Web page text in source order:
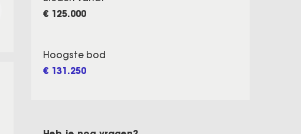
€ 125.000
Hoogste bod
€ 131.250